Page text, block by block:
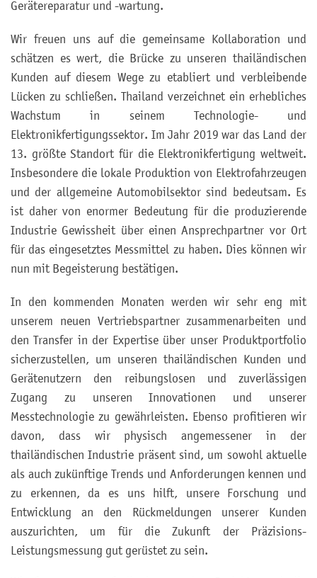
Gerätereparatur und -wartung.
Wir freuen uns auf die gemeinsame Kollaboration und
schätzen es wert, die Brücke zu unseren thailändischen
Kunden auf diesem Wege zu etabliert und verbleibende
Lücken zu schließen. Thailand verzeichnet ein erhebliches
Wachstum in seinem Technologie- und
Elektronikfertigungssektor. Im Jahr 2019 war das Land der
13. größte Standort für die Elektronikfertigung weltweit.
Insbesondere die lokale Produktion von Elektrofahrzeugen
und der allgemeine Automobilsektor sind bedeutsam. Es
ist daher von enormer Bedeutung für die produzierende
Industrie Gewissheit über einen Ansprechpartner vor Ort
für das eingesetztes Messmittel zu haben. Dies können wir
nun mit Begeisterung bestätigen.
In den kommenden Monaten werden wir sehr eng mit
unserem neuen Vertriebspartner zusammenarbeiten und
den Transfer in der Expertise über unser Produktportfolio
sicherzustellen, um unseren thailändischen Kunden und
Gerätenutzern den reibungslosen und zuverlässigen
Zugang zu unseren Innovationen und unserer
Messtechnologie zu gewährleisten. Ebenso profitieren wir
davon, dass wir physisch angemessener in der
thailändischen Industrie präsent sind, um sowohl aktuelle
als auch zukünftige Trends und Anforderungen kennen und
zu erkennen, da es uns hilft, unsere Forschung und
Entwicklung an den Rückmeldungen unserer Kunden
auszurichten, um für die Zukunft der Präzisions-
Leistungsmessung gut gerüstet zu sein.